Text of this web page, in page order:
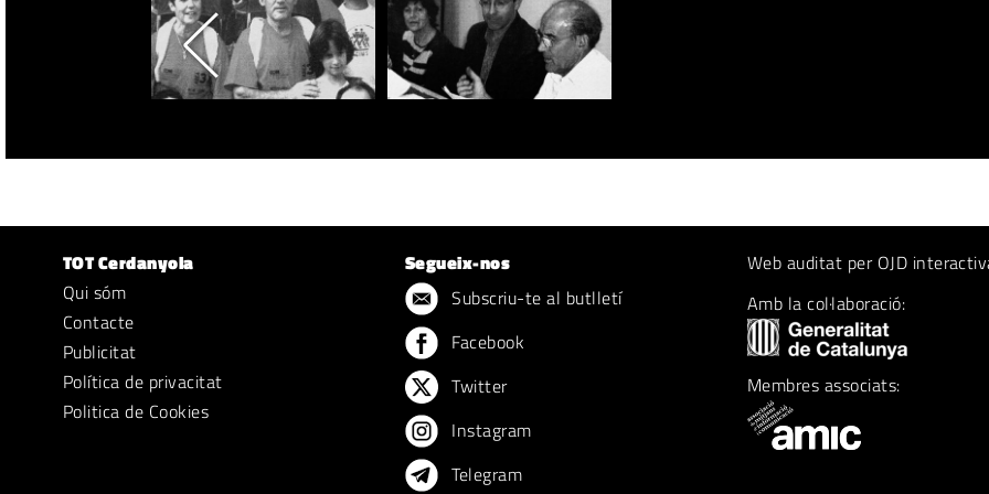
TOT Cerdanyola
Qui sóm
Contacte
Publicitat
Política de privacitat
Politica de Cookies
Segueix-nos
Subscriu-te al butlletí
Facebook
Twitter
Instagram
Telegram
Web auditat per OJD
Amb la col·laboració:
Membres associats: